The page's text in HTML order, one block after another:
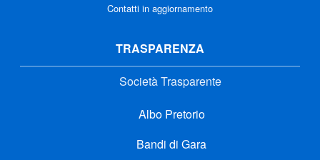
Contatti in aggiornamento
TRASPARENZA
Società Trasparente
Albo Pretorio
Bandi di Gara